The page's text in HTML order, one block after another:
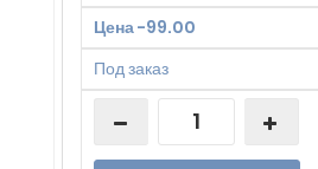
Цена-99.00
Под заказ